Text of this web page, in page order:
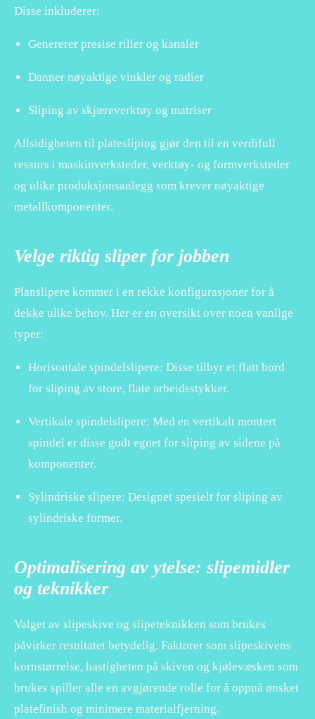
Disse inkluderer:
Genererer presise riller og kanaler
Danner nøyaktige vinkler og radier
Sliping av skjæreverktøy og matriser
Allsidigheten til platesliping gjør den til en verdifull
ressurs i maskinverksteder, verktøy- og formverksteder
og ulike produksjonsanlegg som krever nøyaktige
metallkomponenter.
Velge riktig sliper for jobben
Planslipere kommer i en rekke konfigurasjoner for å
dekke ulike behov. Her er en oversikt over noen vanlige
typer:
Horisontale spindelslipere: Disse tilbyr et flatt bord
for sliping av store, flate arbeidsstykker.
Vertikale spindelslipere: Med en vertikalt montert
spindel er disse godt egnet for sliping av sidene på
komponenter.
Sylindriske slipere: Designet spesielt for sliping av
sylindriske former.
Optimalisering av ytelse: slipemidler
og teknikker
Valget av slipeskive og slipeteknikken som brukes
påvirker resultatet betydelig. Faktorer som slipeskivens
kornstørrelse, hastigheten på skiven og kjølevæsken som
brukes spiller alle en avgjørende rolle for å oppnå ønsket
platefinish og minimere materialfjerning.